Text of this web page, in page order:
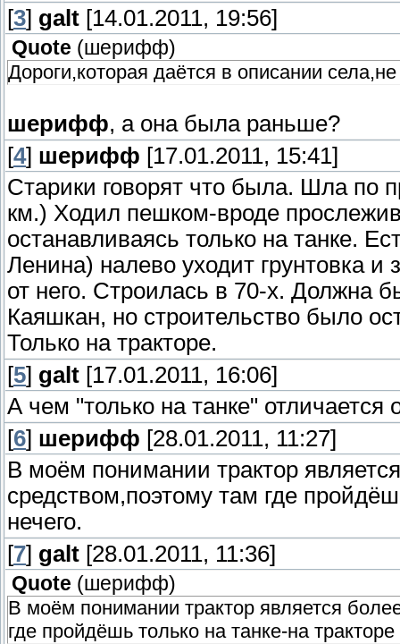
[3] galt [14.01.2011, 19:56]
Quote (шерифф)
Дороги,которая даётся в описании
шерифф, а она была раньше?
[4] шерифф [17.01.2011, 15:41]
Старики говорят что была. Шла по
км.) Ходил пешком-вроде
останавливаясь только на танке.
Ленина) налево уходит грунтовка и
от него. Строилась в 70-х. Должна
Каяшкан, но строительство было
Только на тракторе.
[5] galt [17.01.2011, 16:06]
А чем "только на танке" отличается
[6] шерифф [28.01.2011, 11:27]
В моём понимании трактор
средством,поэтому там где
нечего.
[7] galt [28.01.2011, 11:36]
Quote (шерифф)
В моём понимании трактор является
где пройдёшь только на танке-на тракторе